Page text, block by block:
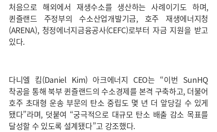
처음으로 해외에서 재생수소를 생산하는 사례이기도 하며,
퀸즐랜드 주정부의 수소산업개발기금, 호주 재생에너지청
(ARENA), 청정에너지금융공사(CEFC)로부터 자금 지원을 받고
있다.
다니엘 킴(Daniel Kim) 아크에너지 CEO는 “이번 SunHQ
착공을 통해 북부 퀸즐랜드의 수소경제를 본격 구축하고, 더불어
호주 초대형 운송 부문의 탄소 중립도 몇 년 더 앞당길 수 있게
됐다”라며, 덧붙여 “궁극적으로 대규모 탄소 배출 감소 목표를
달성할 수 있도록 설계됐다”고 강조했다.